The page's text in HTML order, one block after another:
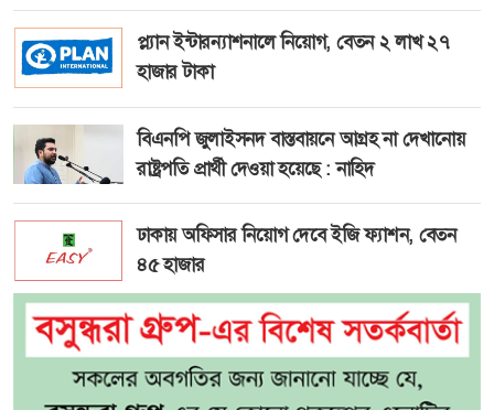
প্ল্যান ইন্টারন্যাশনালে নিয়োগ, বেতন ২ লাখ ২৭
হাজার টাকা
বিএনপি জুলাইসনদ বাস্তবায়নে আগ্রহ না দেখানোয়
রাষ্ট্রপতি প্রার্থী দেওয়া হয়েছে : নাহিদ
ঢাকায় অফিসার নিয়োগ দেবে ইজি ফ্যাশন, বেতন
৪৫ হাজার